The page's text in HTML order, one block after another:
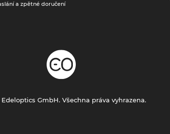
a zpětné doručení
Edeloptics GmbH. Všechna práva vyhrazena.